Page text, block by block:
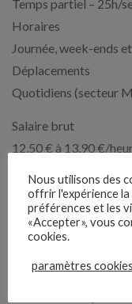
Temps partiel – 25h/
Horaires
Journée, week-ends
Déplacements
Quotidiens (secteur
Salaire brut
12,50 € à 13,90 €/
carrière en
https://
Expérience
Nous utilisons des
offrir l'expérience
préférences et les
«Accepter», vous
cookies.
paramètres cookies